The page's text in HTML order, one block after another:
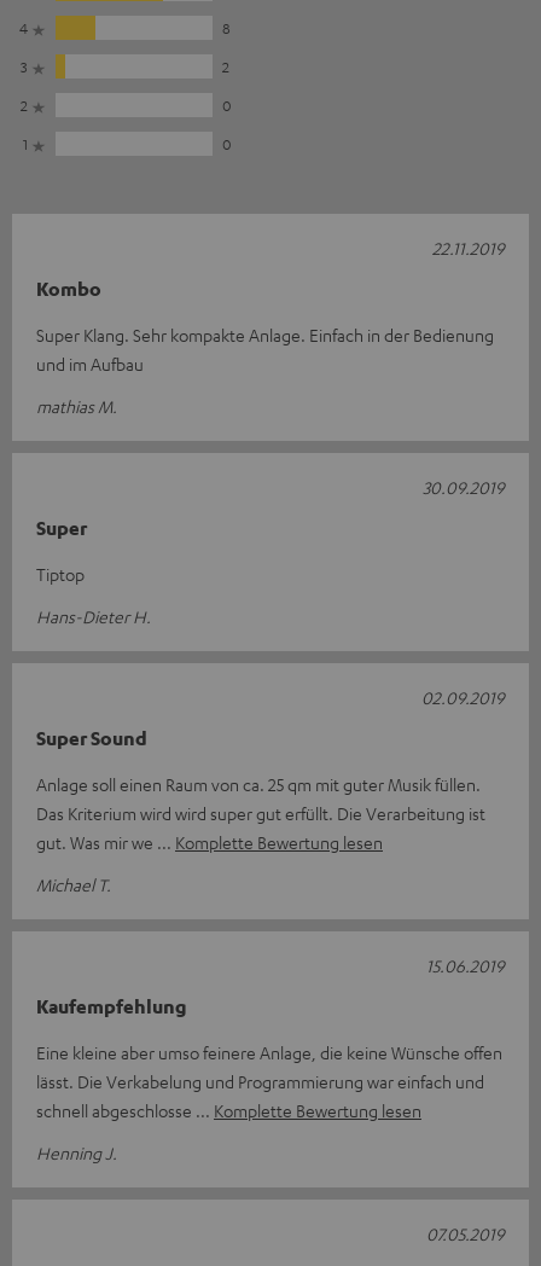
4
8
3
2
2
0
1
0
Kombo
Super Klang. Sehr kompakte Anlage. Einfach in der Bedienung
und im Aufbau
mathias M.
22.11.2019
Super
Tiptop
Hans-Dieter H.
30.09.2019
Super Sound
Anlage soll einen Raum von ca. 25 qm mit guter Musik füllen.
Das Kriterium wird wird super gut erfüllt. Die Verarbeitung ist
gut. Was mir we
Komplette Bewertung lesen
Michael T.
02.09.2019
Kaufempfehlung
Eine kleine aber umso feinere Anlage, die keine Wünsche offen
lässt. Die Verkabelung und Programmierung war einfach und
schnell abgeschlosse
Komplette Bewertung lesen
Henning J.
15.06.2019
07.05.2019